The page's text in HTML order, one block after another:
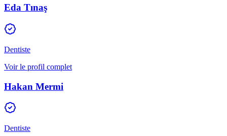
Eda Tınaş
Dentiste
Voir le profil complet
Hakan Mermi
Dentiste